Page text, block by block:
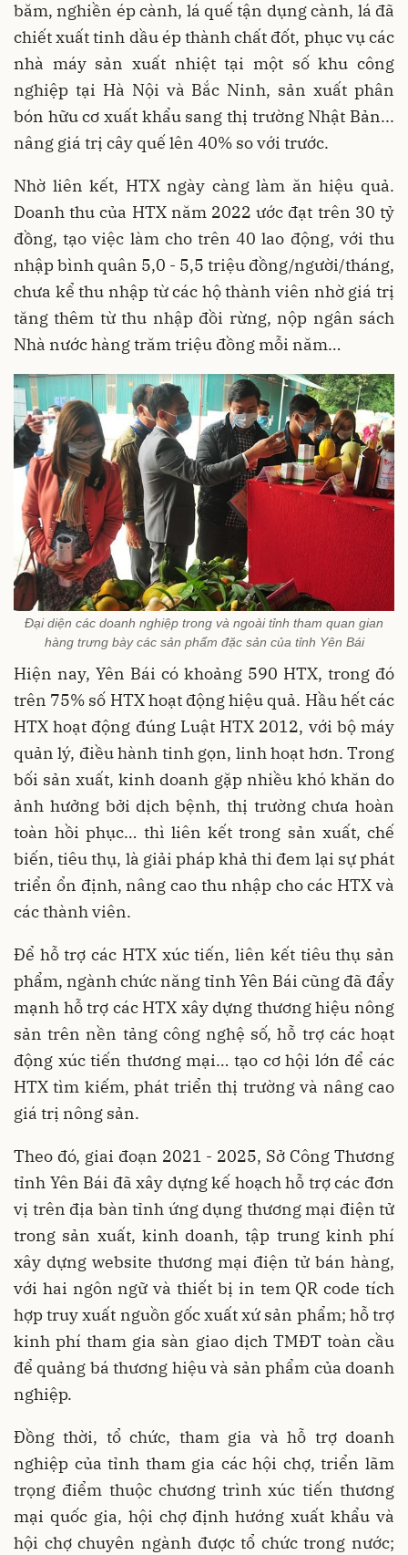
băm, nghiền ép cành, lá quế tận dụng cành, lá đã
chiết xuất tinh dầu ép thành chất đốt, phục vụ các
nhà máy sản xuất nhiệt tại một số khu công
nghiệp tại Hà Nội và Bắc Ninh, sản xuất phân
bón hữu cơ xuất khẩu sang thị trường Nhật Bản...
nâng giá trị cây quế lên 40% so với trước.
Nhờ liên kết, HTX ngày càng làm ăn hiệu quả.
Doanh thu của HTX năm 2022 ước đạt trên 30 tỷ
đồng, tạo việc làm cho trên 40 lao động, với thu
nhập bình quân 5,0 - 5,5 triệu đồng/người/tháng,
chưa kể thu nhập từ các hộ thành viên nhờ giá trị
tăng thêm từ thu nhập đồi rừng, nộp ngân sách
Nhà nước hàng trăm triệu đồng mỗi năm…
Đại diện các doanh nghiệp trong và ngoài tỉnh tham quan gian
hàng trưng bày các sản phẩm đặc sản của tỉnh Yên Bái
Hiện nay, Yên Bái có khoảng 590 HTX, trong đó
trên 75% số HTX hoạt động hiệu quả. Hầu hết các
HTX hoạt động đúng Luật HTX 2012, với bộ máy
quản lý, điều hành tinh gọn, linh hoạt hơn. Trong
bối sản xuất, kinh doanh gặp nhiều khó khăn do
ảnh hưởng bởi dịch bệnh, thị trường chưa hoàn
toàn hồi phục… thì liên kết trong sản xuất, chế
biến, tiêu thụ, là giải pháp khả thi đem lại sự phát
triển ổn định, nâng cao thu nhập cho các HTX và
các thành viên.
Để hỗ trợ các HTX xúc tiến, liên kết tiêu thụ sản
phẩm, ngành chức năng tỉnh Yên Bái cũng đã đẩy
mạnh hỗ trợ các HTX xây dựng thương hiệu nông
sản trên nền tảng công nghệ số, hỗ trợ các hoạt
động xúc tiến thương mại… tạo cơ hội lớn để các
HTX tìm kiếm, phát triển thị trường và nâng cao
giá trị nông sản.
Theo đó, giai đoạn 2021 - 2025, Sở Công Thương
tỉnh Yên Bái đã xây dựng kế hoạch hỗ trợ các đơn
vị trên địa bàn tỉnh ứng dụng thương mại điện tử
trong sản xuất, kinh doanh, tập trung kinh phí
xây dựng website thương mại điện tử bán hàng,
với hai ngôn ngữ và thiết bị in tem QR code tích
hợp truy xuất nguồn gốc xuất xứ sản phẩm; hỗ trợ
kinh phí tham gia sàn giao dịch TMĐT toàn cầu
để quảng bá thương hiệu và sản phẩm của doanh
nghiệp.
Đồng thời, tổ chức, tham gia và hỗ trợ doanh
nghiệp của tỉnh tham gia các hội chợ, triển lãm
trọng điểm thuộc chương trình xúc tiến thương
mại quốc gia, hội chợ định hướng xuất khẩu và
hội chợ chuyên ngành được tổ chức trong nước;